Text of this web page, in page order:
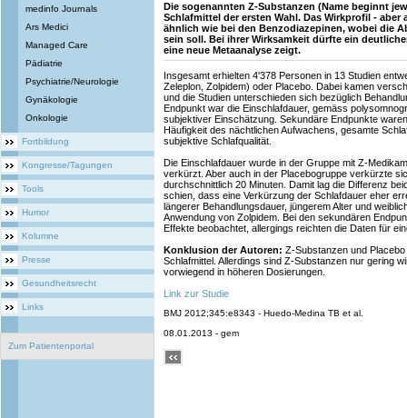
medinfo Journals
Ars Medici
Managed Care
Pädiatrie
Psychiatrie/Neurologie
Gynäkologie
Onkologie
Fortbildung
Kongresse/Tagungen
Tools
Humor
Kolumne
Presse
Gesundheitsrecht
Links
Zum Patientenportal
Die sogenannten Z-Substanzen (Name beginnt
Schlafmittel der ersten Wahl. Das Wirkprofil -
ähnlich wie bei den Benzodiazepinen, wobei die
sein soll. Bei ihrer Wirksamkeit dürfte ein
eine neue Metaanalyse zeigt.
Insgesamt erhielten 4'378 Personen in 13 Studien
Zeleplon, Zolpidem) oder Placebo. Dabei kamen
und die Studien unterschieden sich bezüglich
Endpunkt war die Einschlafdauer, gemäss
subjektiver Einschätzung. Sekundäre Endpunkte
Häufigkeit des nächtlichen Aufwachens, gesamte
subjektive Schlafqualität.
Die Einschlafdauer wurde in der Gruppe mit Z-
verkürzt. Aber auch in der Placebogruppe verkürzte
durchschnittlich 20 Minuten. Damit lag die Differenz
schien, dass eine Verkürzung der Schlafdauer eher
längerer Behandlungsdauer, jüngerem Alter und
Anwendung von Zolpidem. Bei den sekundären
Effekte beobachtet, allergings reichten die Daten für
Konklusion der Autoren: Z-Substanzen und
Schlafmittel. Allerdings sind Z-Substanzen nur gering
vorwiegend in höheren Dosierungen.
Link zur Studie
BMJ 2012;345:e8343 - Huedo-Medina TB et al.
08.01.2013 - gem